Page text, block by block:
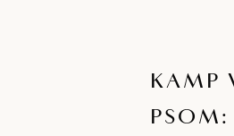
KAMP
PSOM: